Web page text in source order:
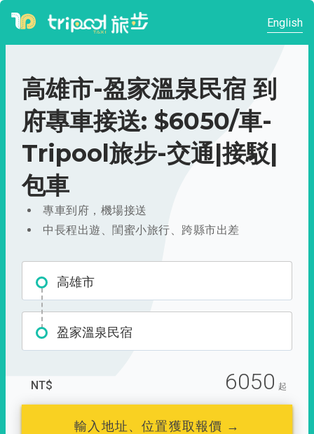
English
高雄市-盈家溫泉民宿 到
府專車接送: $6050/車-
Tripool旅步-交通|接駁|
包車
專車到府，機場接送
中長程出遊、閨蜜小旅行、跨縣市出差
高雄市
盈家溫泉民宿
NT$ 6050 起
輸入地址、位置獲取報價 →